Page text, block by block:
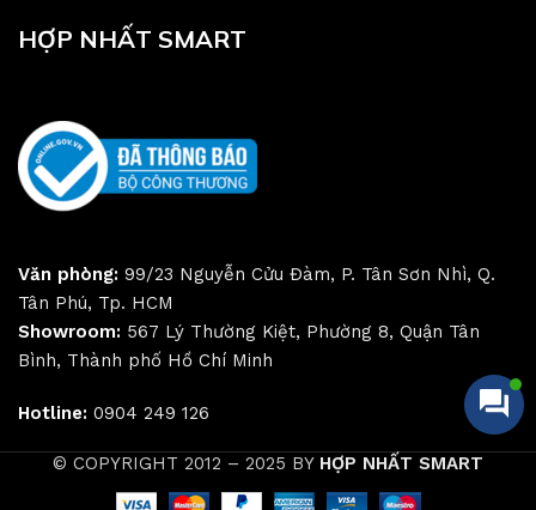
HỢP NHẤT SMART
Văn phòng: 99/23 Nguyễn Cửu Đàm, P. Tân Sơn Nhì, Q.
Tân Phú, Tp. HCM
Showroom: 567 Lý Thường Kiệt, Phường 8, Quận Tân
Bình, Thành phố Hồ Chí Minh
Hotline: 0904 249 126
© COPYRIGHT 2012 – 2025 BY HỢP NHẤT SMART